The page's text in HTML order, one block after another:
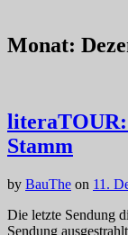
Monat:
Stamm
by BauThe on 11.
Die letzte Sendung
Sendung